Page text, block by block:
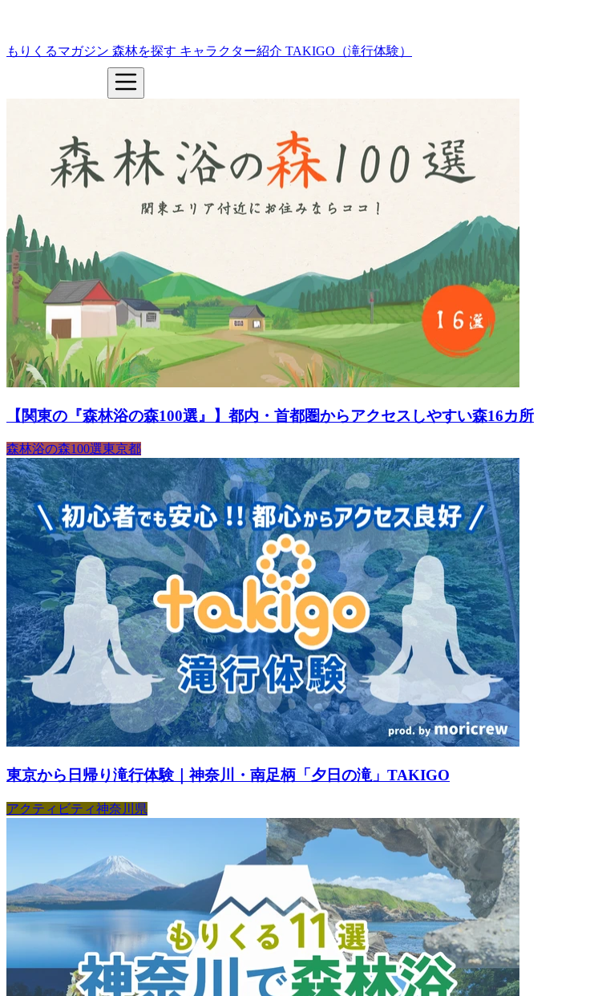
もりくるマガジン 森林を探す キャラクター紹介 TAKIGO（滝行体験）
【関東の『森林浴の森100選』】都内・首都圏からアクセスしやすい森16カ所
森林浴の森100選東京都
東京から日帰り滝行体験｜神奈川・南足柄「夕日の滝」TAKIGO
アクティビティ神奈川県